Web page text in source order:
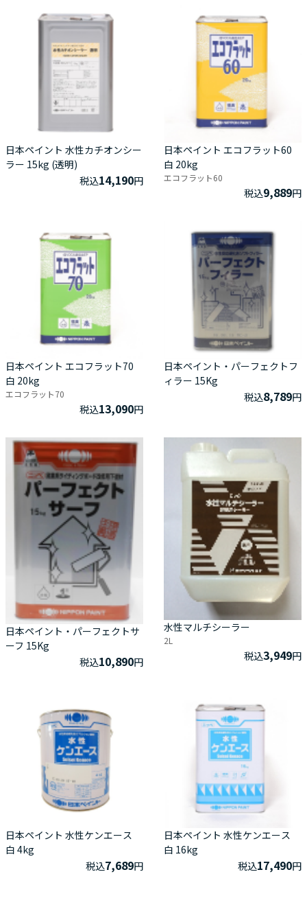
日本ペイント 水性カチオンシー
ラー 15kg (透明)
税込14,190円
日本ペイント エコフラット60
白 20kg
エコフラット60
税込9,889円
日本ペイント エコフラット70
白 20kg
エコフラット70
税込13,090円
日本ペイント・パーフェクトフ
ィラー 15Kg
税込8,789円
日本ペイント・パーフェクトサ
ーフ 15Kg
税込10,890円
水性マルチシーラー
2L
税込3,949円
日本ペイント 水性ケンエース
白 4kg
税込7,689円
日本ペイント 水性ケンエース
白 16kg
税込17,490円